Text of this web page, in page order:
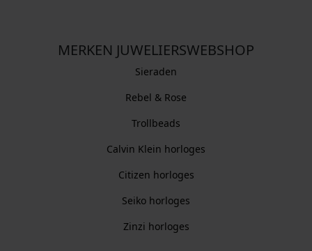
MERKEN JUWELIERSWEBSHOP
Sieraden
Rebel & Rose
Trollbeads
Calvin Klein horloges
Citizen horloges
Seiko horloges
Zinzi horloges